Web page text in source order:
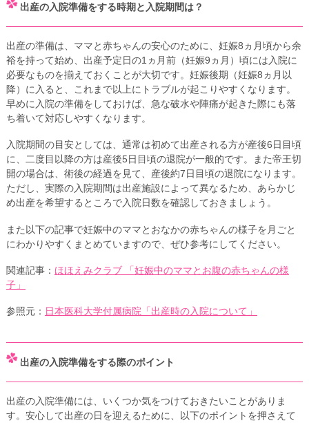
出産の入院準備をする時期と入院期間は？
出産の準備は、ママと赤ちゃんの安心のために、妊娠8ヵ月頃から余
裕を持って始め、出産予定日の1ヵ月前（妊娠9ヵ月）頃には入院に
必要なものを揃えておくことが大切です。妊娠後期（妊娠8ヵ月以
降）に入ると、これまで以上にトラブルが起こりやすくなります。
早めに入院の準備をしておけば、急な破水や陣痛が起きた際にも落
ち着いて対応しやすくなります。
入院期間の目安としては、通常は初めて出産される方が産後6日目頃
に、二度目以降の方は産後5日目頃の退院が一般的です。また帝王切
開の場合は、術後の経過を見て、産後約7日目頃の退院になります。
ただし、実際の入院期間は出産施設によって異なるため、あらかじ
め出産を希望するところで入院日数を確認しておきましょう。
また以下の記事で妊娠中のママとおなかの赤ちゃんの様子を月ごと
にわかりやすくまとめていますので、ぜひ参考にしてください。
関連記事： ほほえみクラブ 「妊娠中のママとお腹の赤ちゃんの様
子」
参照元： 日本医科大学付属病院「出産時の入院について」
出産の入院準備をする際のポイント
出産の入院準備には、いくつか気をつけておきたいことがありま
す。安心して出産の日を迎えるために、以下のポイントを押さえて